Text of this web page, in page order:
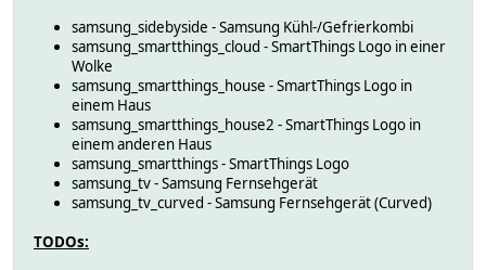
samsung_sidebyside - Samsung Kühl-/Gefrierkombi
samsung_smartthings_cloud - SmartThings Logo in einer
Wolke
samsung_smartthings_house - SmartThings Logo in
einem Haus
samsung_smartthings_house2 - SmartThings Logo in
einem anderen Haus
samsung_smartthings - SmartThings Logo
samsung_tv - Samsung Fernsehgerät
samsung_tv_curved - Samsung Fernsehgerät (Curved)
TODOs: